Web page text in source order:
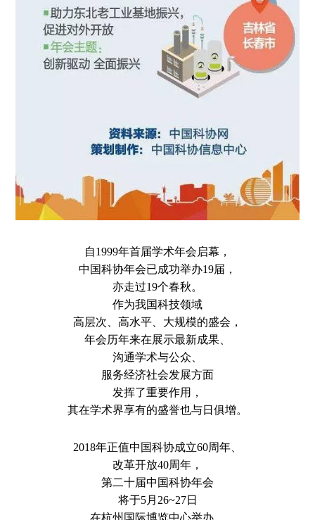
自1999年首届学术年会启幕，
中国科协年会已成功举办19届，
亦走过19个春秋。
作为我国科技领域
高层次、高水平、大规模的盛会，
年会历年来在展示最新成果、
沟通学术与公众、
服务经济社会发展方面
发挥了重要作用，
其在学术界享有的盛誉也与日俱增。
2018年正值中国科协成立60周年、
改革开放40周年，
第二十届中国科协年会
将于5月26~27日
在杭州国际博览中心举办。